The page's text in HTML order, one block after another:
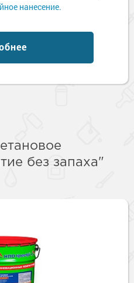
нанесение.
без запаха"